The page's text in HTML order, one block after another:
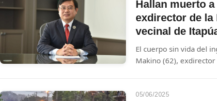
secuestradores.
Hallan muerto
exdirector de la
vecinal de
El cuerpo sin vida del
Makino (62),
San Pedro del Paraná,
05/06/2025